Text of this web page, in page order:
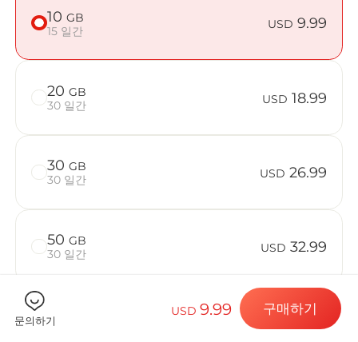
Billion
목적지 및 데
eSIM 설치하
데이터 요금
10 GB
15 일간
USD 9.99
20 GB
30 일간
USD 18.99
30 GB
30 일간
USD 26.99
50 GB
30 일간
USD 32.99
문의하기
USD9.99 구매하기